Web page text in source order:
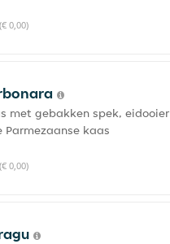
0,00)
met gebakken spek, eidooier
Parmezaanse kaas
0,00)